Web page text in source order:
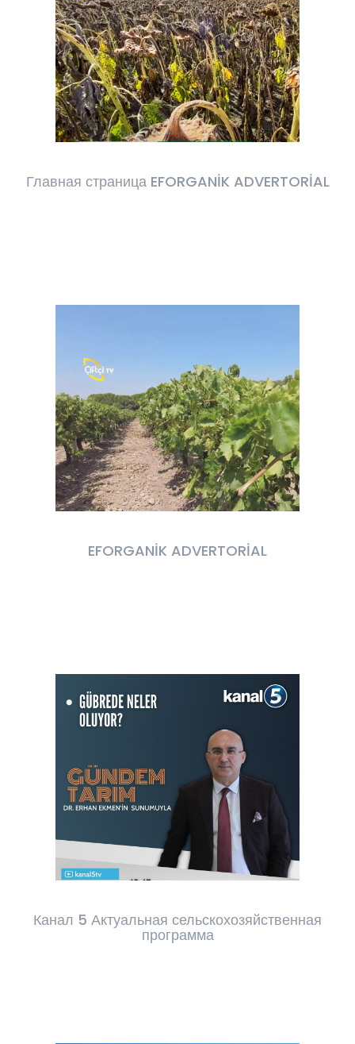
Главная страница EFORGANİK ADVERTORİAL
EFORGANİK ADVERTORİAL
Канал 5 Актуальная сельскохозяйственная
программа